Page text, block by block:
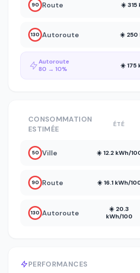
90 Route ☀️ 315
130 Autoroute ☀️ 250
Autoroute
80 → 10%
☀️ 175
PERFORMANCES
CONSOMMATION
ESTIMÉE
ÉTÉ
50 Ville ☀️ 12.2 kWh/
90 Route ☀️ 16.1 kWh/
130 Autoroute
☀️ 20.3
kWh/100